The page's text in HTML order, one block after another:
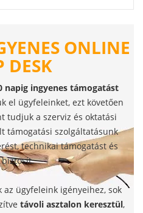
ONLINE
DESK
napig ingyenes támogatást
el ügyfeleinket, ezt követően
tudjuk a szerviz és oktatási
támogatási szolgáltatásunk
technikai támogatást és
ügyfeleink igényeihez, sok
távoli asztalon keresztül,